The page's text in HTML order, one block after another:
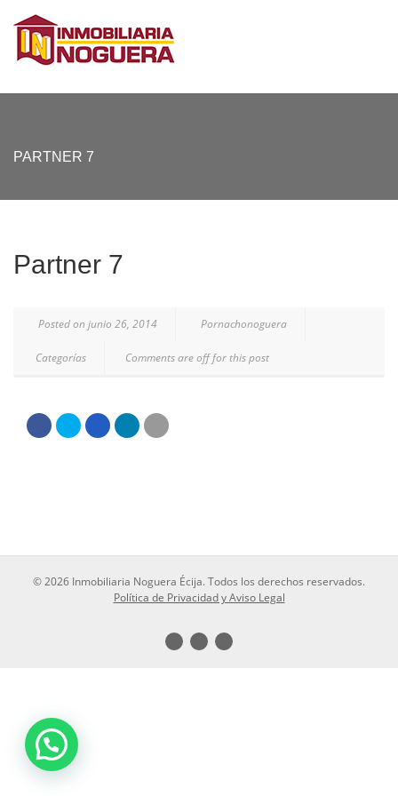
PARTNER 7
Partner 7
Posted on junio 26, 2014 Pornachonoguera
Categorías Comments are off for this post
© 2026 Inmobiliaria Noguera Écija. Todos los derechos reservados.
Política de Privacidad y Aviso Legal